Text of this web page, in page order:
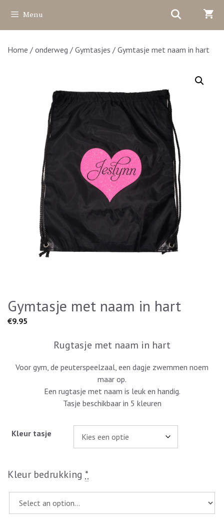
naar
de
Menu
Home / onderweg / Gymtasjes / Gymtasje met naam in hart
Gymtasje met naam in hart
€9.95
Rugtasje met naam in hart
Voor gym, de peuterspeelzaal, een dagje zwemmen noem
maar op.
Een rugtasje met naam is leuk en handig.
Tasje beschikbaar in 5 kleuren
Kleur tasje
Kleur bedrukking *